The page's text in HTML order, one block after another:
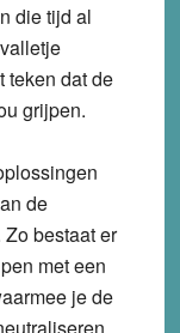
die tijd al
teken dat de
grijpen.
de
bestaat er
met een
je de